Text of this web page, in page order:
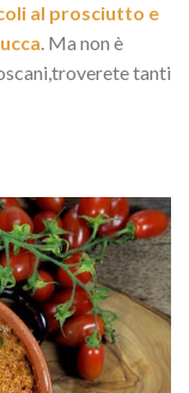
al prosciutto e
. Ma non è
tanti